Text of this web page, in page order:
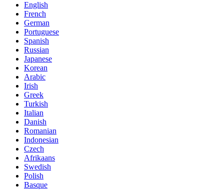
English
French
German
Portuguese
Spanish
Russian
Japanese
Korean
Arabic
Irish
Greek
Turkish
Italian
Danish
Romanian
Indonesian
Czech
Afrikaans
Swedish
Polish
Basque